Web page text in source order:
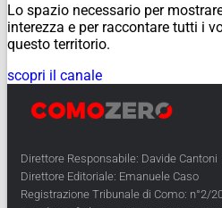
Lo spazio necessario per
interezza e per raccontare tutti i
questo territorio.
scopri il canale
Direttore Responsabile: Davide Cantoni
Direttore Editoriale: Emanuele Caso
Registrazione Tribunale di Como: n°2/